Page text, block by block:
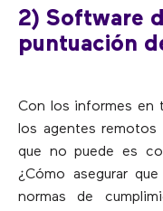
2) Software
puntuación
Con los informes en
los agentes remotos
que no puede es
¿Cómo asegurar
normas de